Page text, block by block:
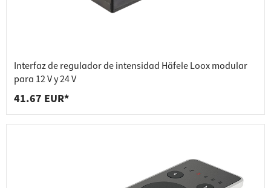
Interfaz de regulador de intensidad Häfele Loox modular
para 12 V y 24 V
41.67 EUR*